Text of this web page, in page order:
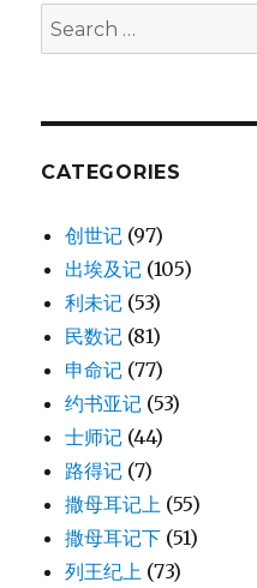
Search
for:
CATEGORIES
创世记 (97)
出埃及记 (105)
利未记 (53)
民数记 (81)
申命记 (77)
约书亚记 (53)
士师记 (44)
路得记 (7)
撒母耳记上 (55)
撒母耳记下 (51)
列王纪上 (73)